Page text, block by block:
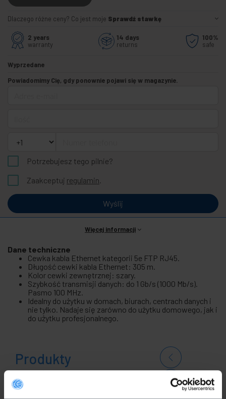
Dlaczego różne ceny? Co jest moje Sprawdź stawkę
2 years
warranty
14 days
returns
100%
safe
Wyprzedane
Powiadomimy Cię, gdy ponownie pojawi się w magazynie.
Potrzebujesz tego pilnie?
Zaakceptuj regulamin.
Wyślij
Więcej informacji
Dane techniczne
Cewka kabla Ethernet kategorii 5e FTP RJ45.
Długość cewki kabla Ethernet: 305 m.
Kolor cewki zewnętrznej: szary.
Szybkość transmisji danych: do 1 Gb/s (1000 Mb/s).
Pasmo 100 MHz.
Idealny do użytku w domach, biurach, centrach danych i
nie tylko. Nadaje się zarówno do użytku domowego, jak i
do użytku profesjonalnego.
Produkty
powiązane